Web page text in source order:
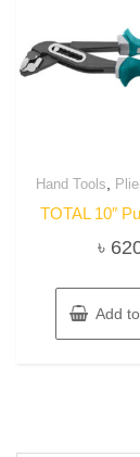
Hand Tools
TOTAL 10″
৳
Add